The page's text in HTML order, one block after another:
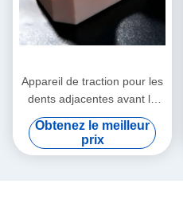
Appareil de traction pour les
dents adjacentes avant le
placement des implants
Obtenez le meilleur
prix